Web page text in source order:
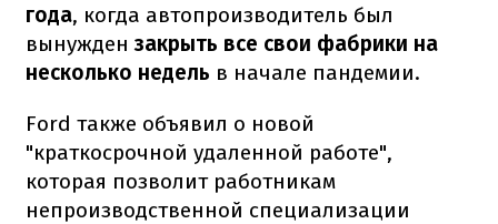
года, когда автопроизводитель был
вынуждензакрыть все свои фабрики на
несколько недель в начале пандемии.
Ford также объявил о новой
"краткосрочной удаленной работе",
которая позволит работникам
непроизводственной специализации